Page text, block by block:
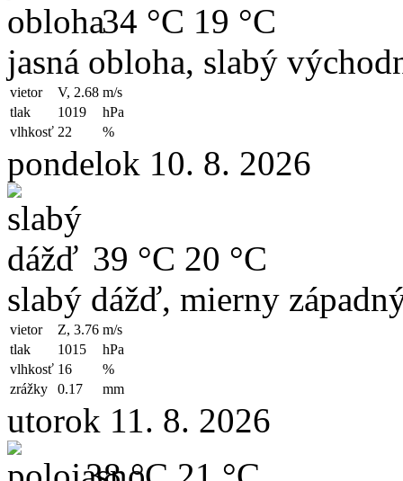
34 °C 19 °C
jasná obloha, slabý
vietor V, 2.68 m/s
tlak
1019
hPa
vlhkosť 22 %
pondelok 10. 8. 2026
39 °C 20 °C
slabý dážď, mierny
vietor Z, 3.76 m/s
tlak
1015
hPa
vlhkosť 16
%
zrážky
0.17 mm
utorok 11. 8. 2026